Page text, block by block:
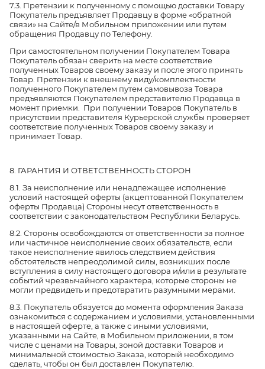
7.3. Претензии к полученному с помощью доставки Товару
Покупатель предъявляет Продавцу в форме «обратной
связи» на Сайте/в Мобильном приложении или путем
обращения Продавцу по Телефону.
При самостоятельном получении Покупателем Товара
Покупатель обязан сверить на месте соответствие
полученных Товаров своему заказу и после этого принять
Товар. Претензии к внешнему виду/комплектности
полученного Покупателем путем самовывоза Товара
предъявляются Покупателем представителю Продавца в
момент приемки. При получении Товаров Покупатель в
присутствии представителя Курьерской службы проверяет
соответствие полученных Товаров своему заказу и
принимает Товар.
8. ГАРАНТИЯ И ОТВЕТСТВЕННОСТЬ СТОРОН
8.1. За неисполнение или ненадлежащее исполнение
условий настоящей оферты (акцептованной Покупателем
оферты Продавца) Стороны несут ответственность в
соответствии с законодательством Республики Беларусь.
8.2. Стороны освобождаются от ответственности за полное
или частичное неисполнение своих обязательств, если
такое неисполнение явилось следствием действия
обстоятельств непреодолимой силы, возникших после
вступления в силу настоящего договора и/или в результате
событий чрезвычайного характера, которые стороны не
могли предвидеть и предотвратить разумными мерами.
8.3. Покупатель обязуется до момента оформления Заказа
ознакомиться с содержанием и условиями, установленными
в настоящей оферте, а также с иными условиями,
указанными на Сайте, в Мобильном приложении, в том
числе с ценами на Товары, зоной доставки Товаров и
минимальной стоимостью Заказа, который необходимо
сделать, чтобы он был доставлен Покупателю.